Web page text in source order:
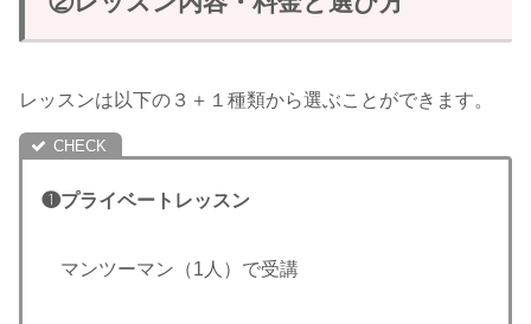
レッスンは以下の３＋１種類から選ぶことができます。
❶プライベートレッスン
マンツーマン（1人）で受講